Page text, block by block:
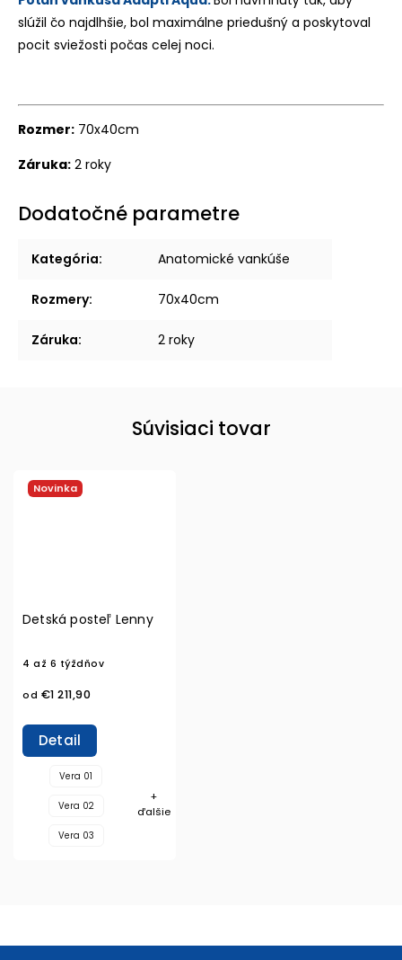
slúžil čo najdlhšie, bol maximálne priedušný a poskytoval
pocit sviežosti počas celej noci.
Rozmer: 70x40cm
Záruka: 2 roky
Dodatočné parametre
Kategória: Anatomické vankúše
Rozmery: 70x40cm
Záruka: 2 roky
Súvisiaci tovar
Novinka
Detská posteľ Lenny
4 až 6 týždňov
od €1 211,90
Detail
Vera 01
Vera 02
Vera 03
+
ďalšie